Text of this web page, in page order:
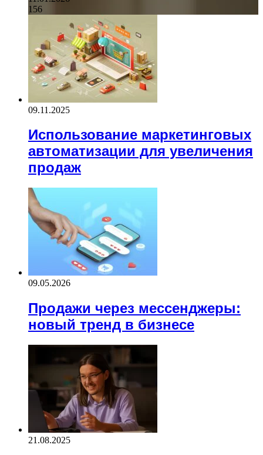
156
09.11.2025
Использование маркетинговых
автоматизации для увеличения
продаж
09.05.2026
Продажи через мессенджеры:
новый тренд в бизнесе
21.08.2025